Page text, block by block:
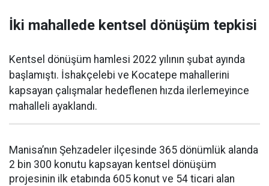
İki mahallede kentsel dönüşüm tepkisi
Kentsel dönüşüm hamlesi 2022 yılının şubat ayında
başlamıştı. İshakçelebi ve Kocatepe mahallerini
kapsayan çalışmalar hedeflenen hızda ilerlemeyince
mahalleli ayaklandı.
Manisa’nın Şehzadeler ilçesinde 365 dönümlük alanda
2 bin 300 konutu kapsayan kentsel dönüşüm
projesinin ilk etabında 605 konut ve 54 ticari alan